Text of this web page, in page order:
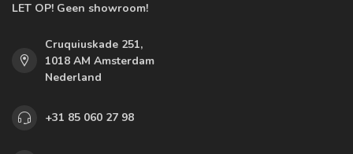
LET OP! Geen showroom!
Cruquiuskade 251,
1018 AM Amsterdam
Nederland
+31 85 060 27 98